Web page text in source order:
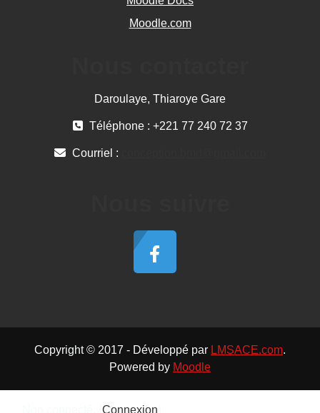
Moodle.com
Daroulaye, Thiaroye Gare
Téléphone : +221 77 240 72 37
Courriel :
Copyright © 2017 - Développé par LMSACE.com.
Powered by Moodle
Connexion